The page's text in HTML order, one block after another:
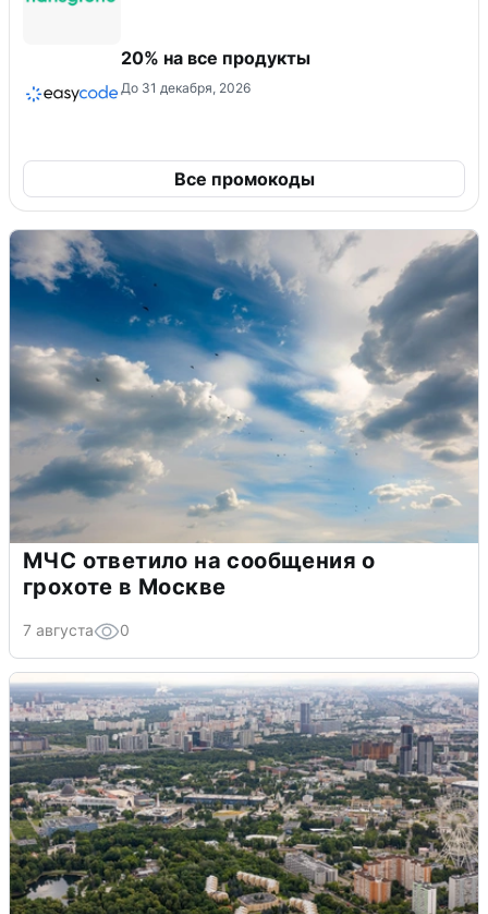
20% на все продукты
До 31 декабря, 2026
Все промокоды
МЧС ответило на сообщения о
грохоте в Москве
7 августа 0